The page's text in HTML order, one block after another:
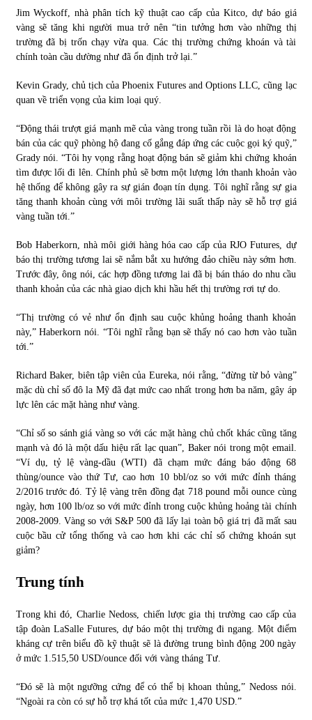
Jim Wyckoff, nhà phân tích kỹ thuật cao cấp của Kitco, dự báo giá
vàng sẽ tăng khi người mua trở nên “tin tưởng hơn vào những thị
trường đã bị trốn chạy vừa qua. Các thị trường chứng khoán và tài
chính toàn cầu dường như đã ổn định trở lại.”
Kevin Grady, chủ tịch của Phoenix Futures and Options LLC, cũng lạc
quan về triển vọng của kim loại quý.
“Động thái trượt giá mạnh mẽ của vàng trong tuần rồi là do hoạt động
bán của các quỹ phòng hộ đang cố gắng đáp ứng các cuộc gọi ký quỹ,”
Grady nói. “Tôi hy vọng rằng hoạt động bán sẽ giảm khi chứng khoán
tìm được lối đi lên. Chính phủ sẽ bơm một lượng lớn thanh khoản vào
hệ thống để không gây ra sự gián đoạn tín dụng. Tôi nghĩ rằng sự gia
tăng thanh khoản cùng với môi trường lãi suất thấp này sẽ hỗ trợ giá
vàng tuần tới.”
Bob Haberkorn, nhà môi giới hàng hóa cao cấp của RJO Futures, dự
báo thị trường tương lai sẽ nắm bắt xu hướng đảo chiều này sớm hơn.
Trước đây, ông nói, các hợp đồng tương lai đã bị bán tháo do nhu cầu
thanh khoản của các nhà giao dịch khi hầu hết thị trường rơi tự do.
“Thị trường có vẻ như ổn định sau cuộc khủng hoảng thanh khoản
này,” Haberkorn nói. “Tôi nghĩ rằng bạn sẽ thấy nó cao hơn vào tuần
tới.”
Richard Baker, biên tập viên của Eureka, nói rằng, “đừng từ bỏ vàng”
mặc dù chỉ số đô la Mỹ đã đạt mức cao nhất trong hơn ba năm, gây áp
lực lên các mặt hàng như vàng.
“Chỉ số so sánh giá vàng so với các mặt hàng chủ chốt khác cũng tăng
mạnh và đó là một dấu hiệu rất lạc quan”, Baker nói trong một email.
“Ví dụ, tỷ lệ vàng-dầu (WTI) đã chạm mức đáng báo động 68
thùng/ounce vào thứ Tư, cao hơn 10 bbl/oz so với mức đỉnh tháng
2/2016 trước đó. Tỷ lệ vàng trên đồng đạt 718 pound mỗi ounce cùng
ngày, hơn 100 lb/oz so với mức đỉnh trong cuộc khủng hoảng tài chính
2008-2009. Vàng so với S&P 500 đã lấy lại toàn bộ giá trị đã mất sau
cuộc bầu cử tổng thống và cao hơn khi các chỉ số chứng khoán sụt
giảm?
Trung tính
Trong khi đó, Charlie Nedoss, chiến lược gia thị trường cao cấp của
tập đoàn LaSalle Futures, dự báo một thị trường đi ngang. Một điểm
kháng cự trên biểu đồ kỹ thuật sẽ là đường trung bình động 200 ngày
ở mức 1.515,50 USD/ounce đối với vàng tháng Tư.
“Đó sẽ là một ngưỡng cứng để có thể bị khoan thủng,” Nedoss nói.
“Ngoài ra còn có sự hỗ trợ khá tốt của mức 1,470 USD.”